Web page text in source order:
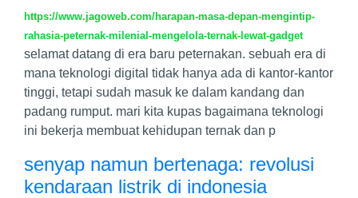
https://www.jagoweb.com/harapan-masa-depan-mengintip-
rahasia-peternak-milenial-mengelola-ternak-lewat-gadget
selamat datang di era baru peternakan. sebuah era di
mana teknologi digital tidak hanya ada di kantor-kantor
tinggi, tetapi sudah masuk ke dalam kandang dan
padang rumput. mari kita kupas bagaimana teknologi
ini bekerja membuat kehidupan ternak dan p
senyap namun bertenaga: revolusi
kendaraan listrik di indonesia